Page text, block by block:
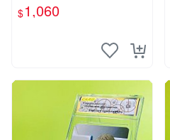
送上 真實親簽確認 明信片嚴
選收藏 限量版狐妖小紅娘 小
$1,060